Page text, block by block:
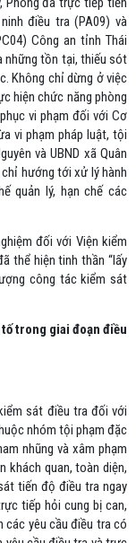
điều tra (PA09) và
Công an tỉnh Thái
những tồn tại, thiếu sót
Không chỉ dừng ở việc
hiện chức năng phòng
vi phạm đối với Cơ
vi phạm pháp luật, tội
và UBND xã Quân
hướng tới xử lý hành
quản lý, hạn chế các
đối với Viện kiểm
thể hiện tinh thần “lấy
công tác kiểm sát
trong giai đoạn điều
sát điều tra đối với
nhóm tội phạm đặc
nhũng và xâm phạm
khách quan, toàn diện,
tiến độ điều tra ngay
tiếp hỏi cung bị can,
các yêu cầu điều tra có